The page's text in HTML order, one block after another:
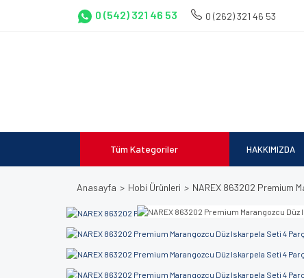
0 (542) 321 46 53 0 (262) 321 46 53
Tüm Kategoriler HAKKIMIZDA
Anasayfa Hobi Ürünleri NAREX 863202 Premium